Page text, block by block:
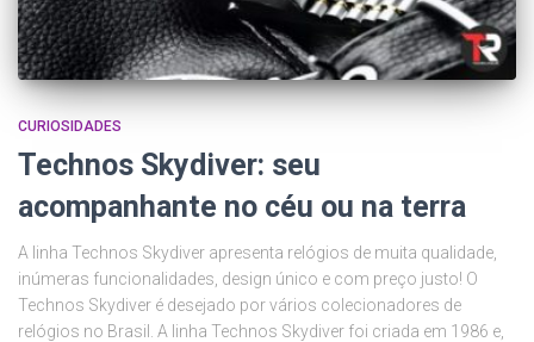
CURIOSIDADES
Technos Skydiver: seu
acompanhante no céu ou na terra
A linha Technos Skydiver apresenta relógios de muita qualidade,
inúmeras funcionalidades, design único e com preço justo! O
Technos Skydiver é desejado por vários colecionadores de
relógios no Brasil. A linha Technos Skydiver foi criada em 1986 e,